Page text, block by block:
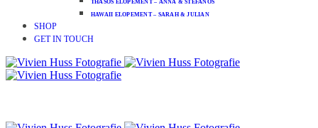
THASOS ELOPEMENT – ANNA & STEFANOS
HAWAII ELOPEMENT – SARAH & JULIAN
SHOP
GET IN TOUCH